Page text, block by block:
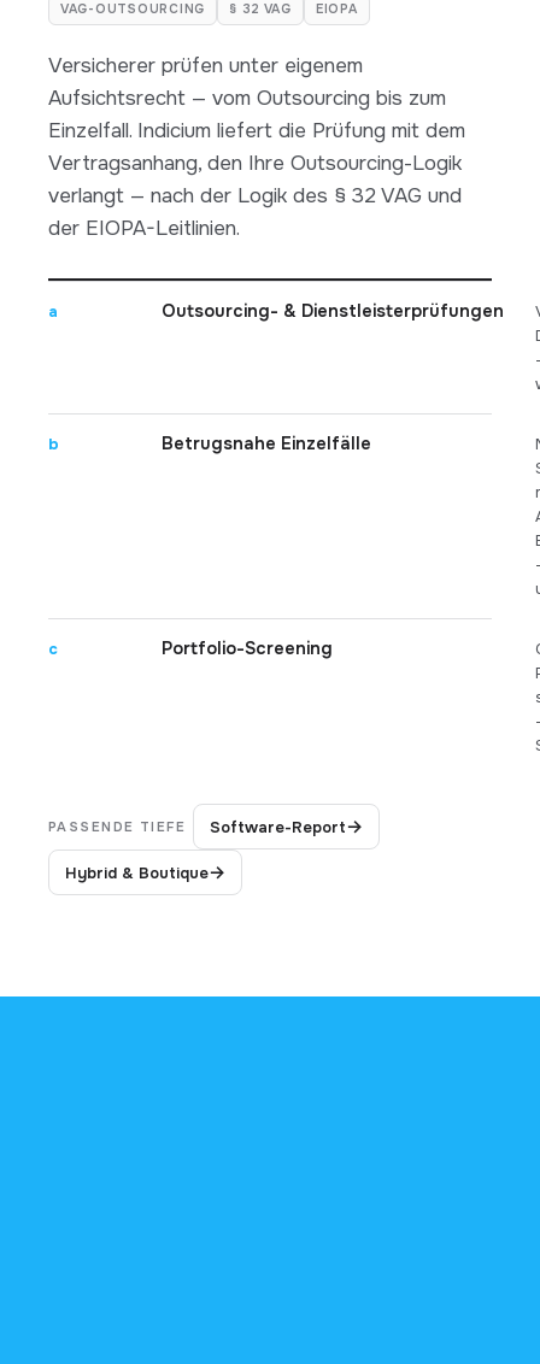
VAG-OUTSOURCING § 32 VAG EIOPA
Versicherer prüfen unter eigenem
Aufsichtsrecht — vom Outsourcing bis zum
Einzelfall. Indicium liefert die Prüfung mit dem
Vertragsanhang, den Ihre Outsourcing-Logik
verlangt — nach der Logik des § 32 VAG und
der EIOPA-Leitlinien.
a Outsourcing- & Dienstleisterprüfungen
b Betrugsnahe Einzelfälle
c Portfolio-Screening
PASSENDE TIEFE Software-Report→
Hybrid & Boutique→